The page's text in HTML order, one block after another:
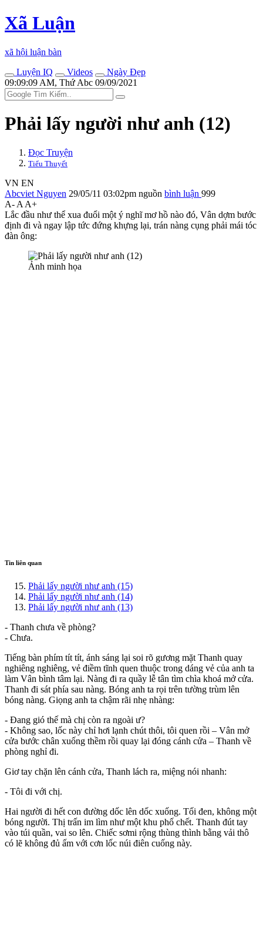
Xã Luận
xã hội luận bàn
Luyện IQ
Videos
Ngày Đẹp
09:09:09 AM, Thứ Abc 09/09/2021
Phải lấy người như anh (12)
Đọc Truyện
Tiểu Thuyết
VN EN
Abcviet Nguyen 29/05/11 03:02pm nguồn bình luận 999
A- A A+
Lắc đầu như thể xua đuổi một ý nghĩ mơ hồ nào đó, Vân dợm bước
định đi và ngay lập tức đứng khựng lại, trán nàng cụng phải mái tóc
đàn ông:
Ảnh minh họa
Tin liên quan
Phải lấy người như anh (15)
Phải lấy người như anh (14)
Phải lấy người như anh (13)
- Thanh chưa về phòng?
- Chưa.
Tiếng bàn phím tít tít, ánh sáng lại soi rõ gương mặt Thanh quay
nghiêng nghiêng, vẻ điềm tĩnh quen thuộc trong dáng vẻ của anh ta
làm Vân bình tâm lại. Nàng đi ra quầy lễ tân tìm chìa khoá mở cửa.
Thanh đi sát phía sau nàng. Bóng anh ta rọi trên tường trùm lên
bóng nàng. Giọng anh ta chậm rãi nhẹ nhàng:
- Đang gió thế mà chị còn ra ngoài ư?
- Không sao, lốc này chỉ hơi lạnh chút thôi, tôi quen rồi – Vân mở
cửa bước chân xuống thềm rồi quay lại đóng cánh cửa – Thanh về
phòng nghỉ đi.
Giơ tay chặn lên cánh cửa, Thanh lách ra, miệng nói nhanh:
- Tôi đi với chị.
Hai người đi hết con đường dốc lên dốc xuống. Tối đen, không một
bóng người. Thị trấn im lìm như một khu phố chết. Thanh đút tay
vào túi quần, vai so lên. Chiếc sơmi rộng thùng thình bằng vải thô
có lẽ không đủ ấm với cơn lốc núi điên cuống này.